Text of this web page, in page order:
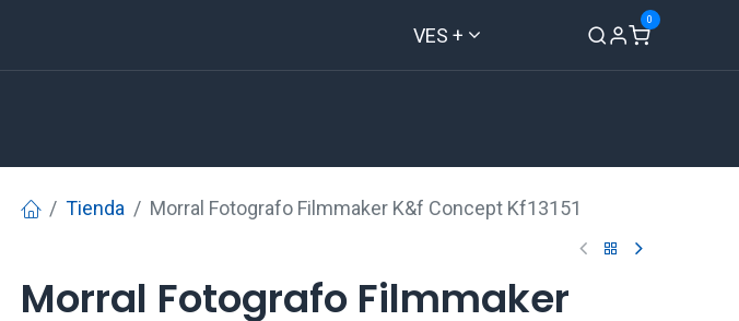
VES +
0
Tienda Morral Fotografo Filmmaker K&f Concept Kf13151
Morral Fotografo Filmmaker